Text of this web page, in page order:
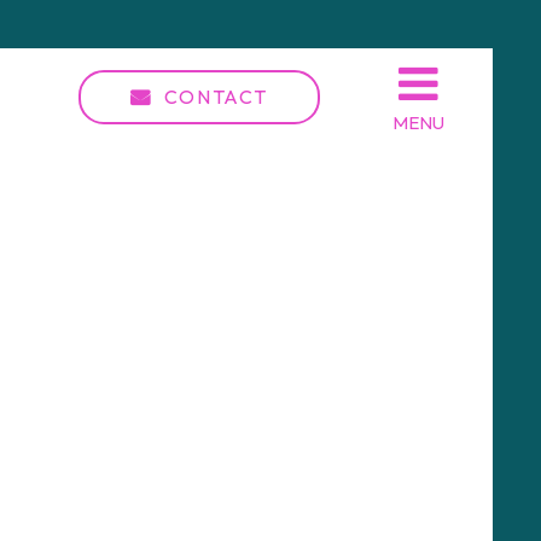
CONTACT
MENU